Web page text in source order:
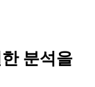
분석을